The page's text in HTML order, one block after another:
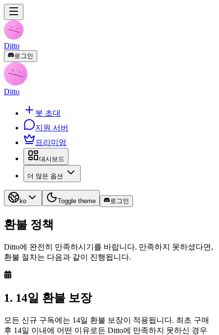
Ditto
로그인
Ditto
봇 초대
지원 서버
프리미엄
대시보드
더 많은 옵션
ko Toggle theme 로그인
환불 정책
Ditto에 완전히 만족하시기를 바랍니다. 만족하지 못하셨다면,
환불 절차는 다음과 같이 진행됩니다.
1. 14일 환불 보장
모든 신규 구독에는 14일 환불 보장이 적용됩니다. 최초 구매
후 14일 이내에 어떤 이유로든 Ditto에 만족하지 못하신 경우